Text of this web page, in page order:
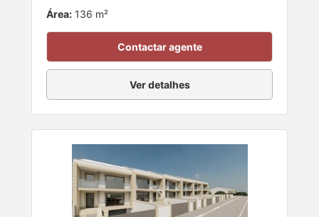
Área: 136 m²
Contactar agente
Ver detalhes